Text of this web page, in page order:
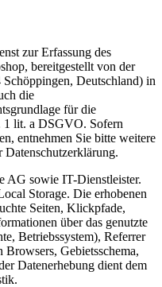
zur Erfassung des
bereitgestellt von der
Deutschland) in
die
für die
1 lit. a DSGVO. Sofern
entnehmen Sie bitte weitere
Datenschutzerklärung.
AG sowie IT-Dienstleister.
Storage. Die erhobenen
Seiten, Klickpfade,
über das genutzte
Betriebssystem), Referrer
Gebietsschema,
Datenerhebung dient dem